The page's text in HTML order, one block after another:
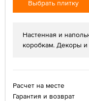
Выбрать плитку
Настенная и
коробкам. Декоры
Расчет на месте
Гарантия и возврат